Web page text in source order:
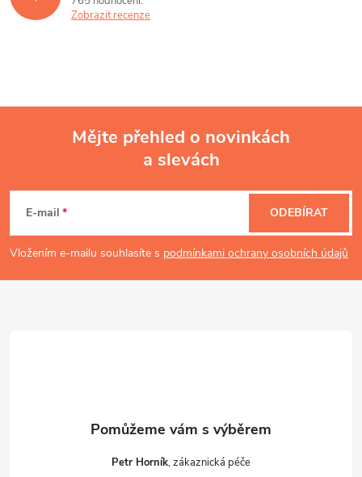
Zobrazit recenze
p
a
Mějte přehled o novinkách
a slevách
E-mail
Vložením e-mailu souhlasíte s podmínkami ochrany osobních údajů
ODEBÍRAT
Petr Horník